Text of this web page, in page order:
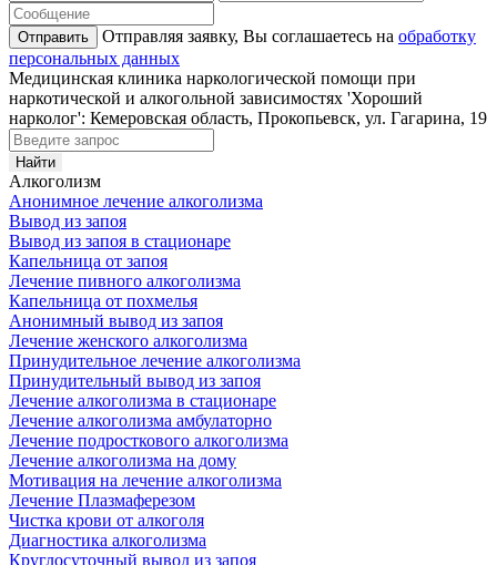
Отправить Отправляя заявку, Вы соглашаетесь на обработку
персональных данных
Медицинская клиника наркологической помощи при
наркотической и алкогольной зависимостях 'Хороший
нарколог': Кемеровская область, Прокопьевск, ул. Гагарина, 19
Алкоголизм
Анонимное лечение алкоголизма
Вывод из запоя
Вывод из запоя в стационаре
Капельница от запоя
Лечение пивного алкоголизма
Капельница от похмелья
Анонимный вывод из запоя
Лечение женского алкоголизма
Принудительное лечение алкоголизма
Принудительный вывод из запоя
Лечение алкоголизма в стационаре
Лечение алкоголизма амбулаторно
Лечение подросткового алкоголизма
Лечение алкоголизма на дому
Мотивация на лечение алкоголизма
Лечение Плазмаферезом
Чистка крови от алкоголя
Диагностика алкоголизма
Круглосуточный вывод из запоя